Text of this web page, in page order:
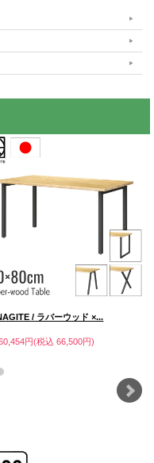
ゃれなワゴン
ワゴンです。
サイドテーブルにもお使い頂けま
物なども気軽に置くことができま
用しており、角張りもなく安全
/ ラバーウッド ×...
円(税込 66,500円)